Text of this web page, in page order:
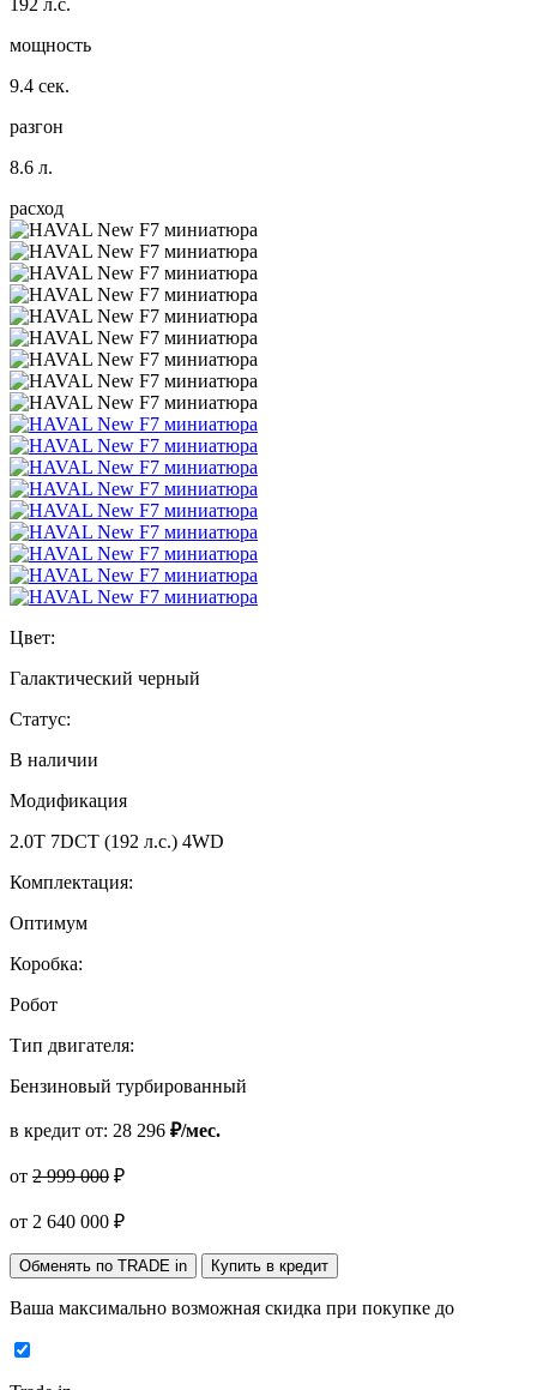
192 л.с.
мощность
9.4 сек.
разгон
8.6 л.
расход
Цвет:
Галактический черный
Статус:
В наличии
Модификация
2.0T 7DCT (192 л.с.) 4WD
Комплектация:
Оптимум
Коробка:
Робот
Тип двигателя:
Бензиновый турбированный
в кредит от: 28 296 ₽/мес.
от 2 999 000 ₽
от 2 640 000 ₽
Обменять по TRADE in Купить в кредит
Ваша максимально возможная скидка при покупке до